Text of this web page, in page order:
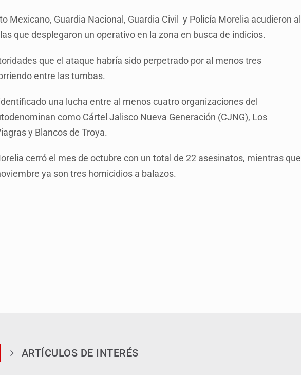
Mexicano, Guardia Nacional, Guardia Civil y Policía Morelia acudieron al
que desplegaron un operativo en la zona en busca de indicios.
que el ataque habría sido perpetrado por al menos tres
entre las tumbas.
una lucha entre al menos cuatro organizaciones del
como Cártel Jalisco Nueva Generación (CJNG), Los
y Blancos de Troya.
cerró el mes de octubre con un total de 22 asesinatos, mientras que
ya son tres homicidios a balazos.
ARTÍCULOS DE INTERÉS